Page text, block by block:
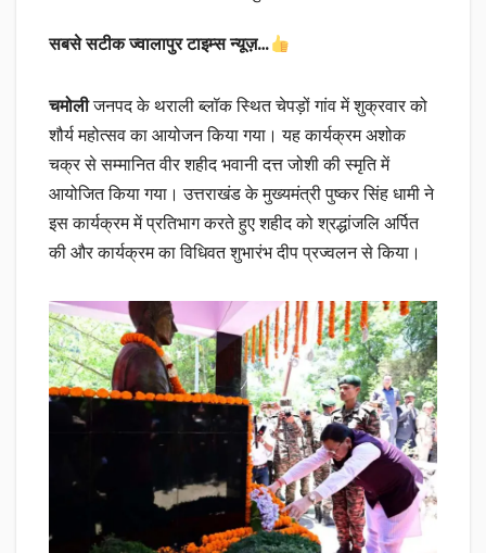
सबसे सटीक ज्वालापुर टाइम्स न्यूज़…
चमोलीजनपद के थराली ब्लॉक स्थित चेपड़ों गांव में शुक्रवार को
शौर्य महोत्सव का आयोजन किया गया। यह कार्यक्रम अशोक
चक्र से सम्मानित वीर शहीद भवानी दत्त जोशी की स्मृति में
आयोजित किया गया। उत्तराखंड के मुख्यमंत्री पुष्कर सिंह धामी ने
इस कार्यक्रम में प्रतिभाग करते हुए शहीद को श्रद्धांजलि अर्पित
की और कार्यक्रम का विधिवत शुभारंभ दीप प्रज्वलन से किया।